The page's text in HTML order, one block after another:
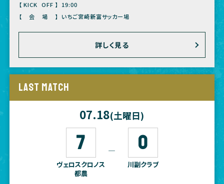
【KICK OFF】
19:00
【会場】
いちご宮崎新富サッカー場
詳しく見る
LAST MATCH
07.18(土曜日)
7
ヴェロスクロノス
都農
― 0
川副クラブ